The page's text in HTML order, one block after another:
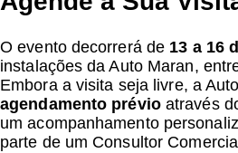
O evento decorrerá de 13 a 16
instalações da Auto Maran,
Embora a visita seja livre, a
agendamento prévioatravés
um acompanhamento
parte de um Consultor